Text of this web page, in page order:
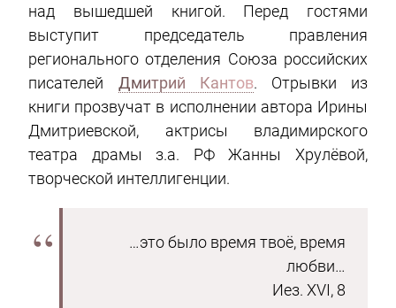
над вышедшей книгой. Перед гостями
выступит председатель правления
регионального отделения Союза российских
писателей Дмитрий Кантов. Отрывки из
книги прозвучат в исполнении автора Ирины
Дмитриевской, актрисы владимирского
театра драмы з.а. РФ Жанны Хрулёвой,
творческой интеллигенции.
…это было время твоё, время
любви…
Иез. XVI, 8